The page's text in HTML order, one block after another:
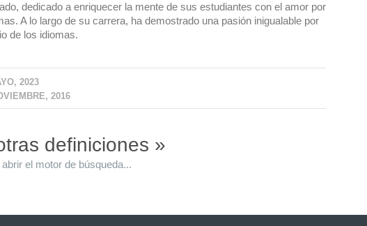
dedicado a enriquecer la mente de sus estudiantes con el amor por
A lo largo de su carrera, ha demostrado una pasión inigualable por
de los idiomas.
2023
2016
definiciones »
el motor de búsqueda...